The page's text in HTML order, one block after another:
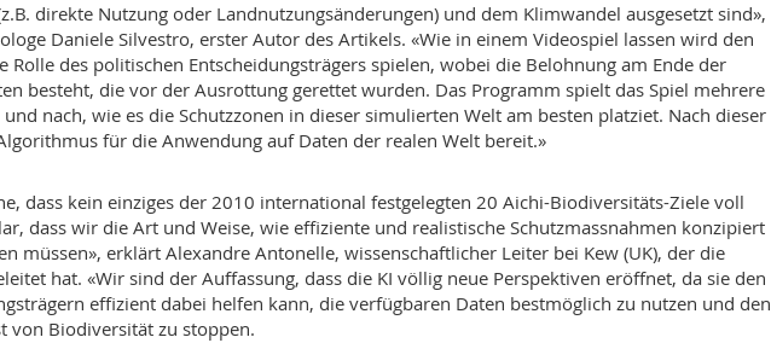
direkte Nutzung oder Landnutzungsänderungen) und dem Klimwandel ausgesetzt sind»,
Daniele Silvestro, erster Autor des Artikels. «Wie in einem Videospiel lassen wird den
Rolle des politischen Entscheidungsträgers spielen, wobei die Belohnung am Ende der
besteht, die vor der Ausrottung gerettet wurden. Das Programm spielt das Spiel mehrere
nach, wie es die Schutzzonen in dieser simulierten Welt am besten platziet. Nach dieser
für die Anwendung auf Daten der realen Welt bereit.»
dass kein einziges der 2010 international festgelegten 20 Aichi-Biodiversitäts-Ziele voll
dass wir die Art und Weise, wie effiziente und realistische Schutzmassnahmen konzipiert
müssen», erklärt Alexandre Antonelle, wissenschaftlicher Leiter bei Kew (UK), der die
hat. «Wir sind der Auffassung, dass die KI völlig neue Perspektiven eröffnet, da sie den
effizient dabei helfen kann, die verfügbaren Daten bestmöglich zu nutzen und den
von Biodiversität zu stoppen.